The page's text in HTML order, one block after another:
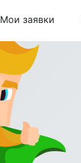
Мои заявки